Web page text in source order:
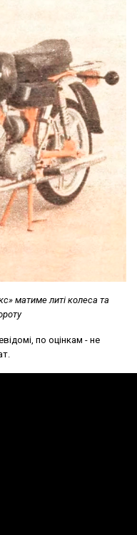
матиме литі колеса та
по оцінкам - не